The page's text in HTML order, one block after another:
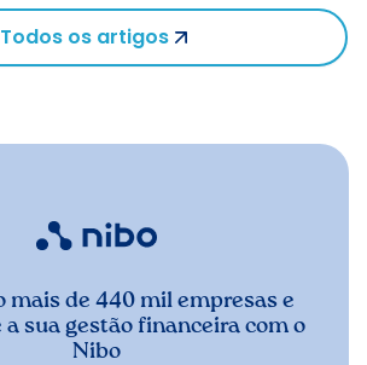
Todos os artigos
mais de 440 mil empresas e
sua gestão financeira com o
Nibo